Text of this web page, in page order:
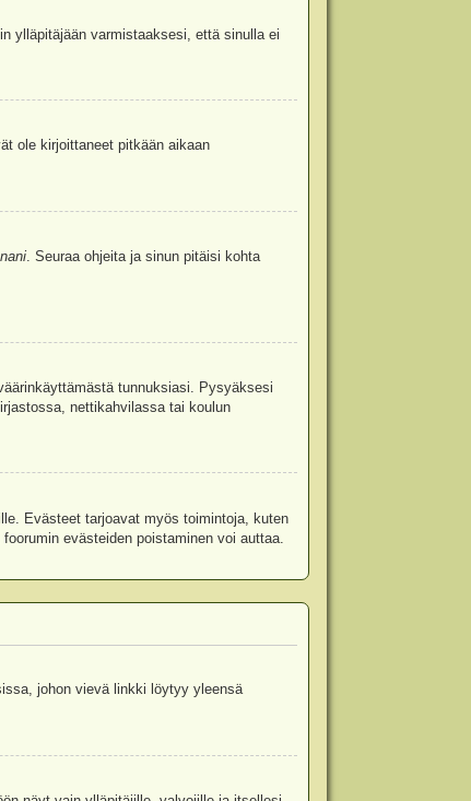
ylläpitäjään varmistaaksesi, että sinulla ei
ole kirjoittaneet pitkään aikaan
. Seuraa ohjeita ja sinun pitäisi kohta
tunnuksiasi. Pysyäksesi
nettikahvilassa tai koulun
Evästeet tarjoavat myös toimintoja, kuten
evästeiden poistaminen voi auttaa.
johon vievä linkki löytyy yleensä